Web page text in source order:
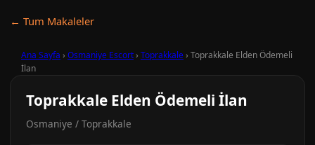
← Tum Makaleler
Ana Sayfa › Osmaniye Escort› Toprakkale› Toprakkale Elden Ödemeli
İlan
Toprakkale Elden Ödemeli İlan
Osmaniye / Toprakkale